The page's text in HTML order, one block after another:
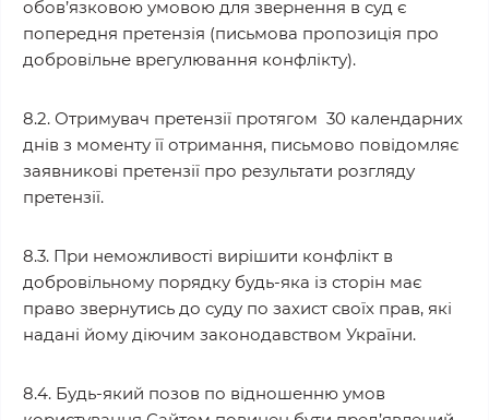
обов’язковою умовою для звернення в суд є
попередня претензія (письмова пропозиція про
добровільне врегулювання конфлікту).
8.2. Отримувач претензії протягом 30 календарних
днів з моменту її отримання, письмово повідомляє
заявникові претензії про результати розгляду
претензії.
8.3. При неможливості вирішити конфлікт в
добровільному порядку будь-яка із сторін має
право звернутись до суду по захист своїх прав, які
надані йому діючим законодавством України.
8.4. Будь-який позов по відношенню умов